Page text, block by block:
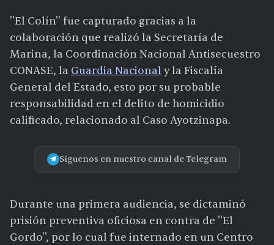
''El Colín'' fue capturado gracias a la
colaboración que realizó la Secretaría de
Marina, la Coordinación Nacional Antisecuestro
CONASE, la Guardia Nacional y la Fiscalía
General del Estado, esto por su probable
responsabilidad en el delito de homicidio
calificado, relacionado al Caso Ayotzinapa.
Síguenos en nuestro canal de Telegram
Durante una primera audiencia, se dictaminó
prisión preventiva oficiosa en contra de ''El
Gordo'', por lo cual fue internado en un Centro